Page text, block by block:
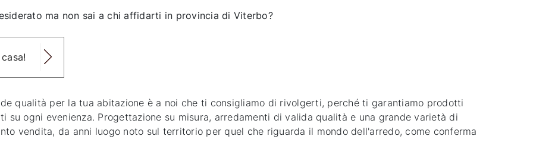
ma non sai a chi affidarti in provincia di Viterbo?
qualità per la tua abitazione è a noi che ti consigliamo di rivolgerti, perché ti garantiamo prodotti
su ogni evenienza. Progettazione su misura, arredamenti di valida qualità e una grande varietà di
vendita, da anni luogo noto sul territorio per quel che riguarda il mondo dell'arredo, come conferma